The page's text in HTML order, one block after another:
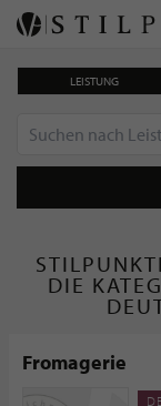
LEISTUNG
DIE
Fromagerie